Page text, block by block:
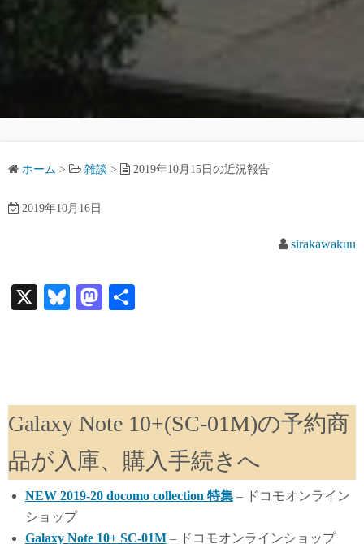
ホーム > 雑談 > 2019年10月15日の近況報告
2019年10月16日
sirakawakuu
X
Bl M
n
Galaxy Note 10+(SC-01M)の予約商
品が入庫、購入手続きへ
NEW 2019-20 docomo collection 特集– ドコモオンライン
ショップ
Galaxy Note 10+ SC-01M– ドコモオンラインショップ